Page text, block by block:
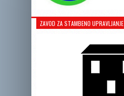
ZAVOD ZA STAMBENO UPRAVLJANJE